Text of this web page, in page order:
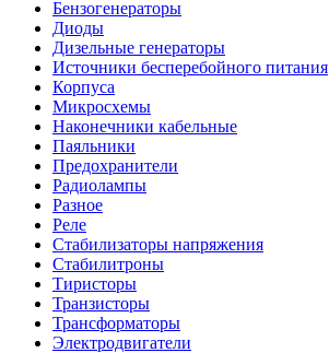
Бензогенераторы
Диоды
Дизельные генераторы
Источники бесперебойного питания
Корпуса
Микросхемы
Наконечники кабельные
Паяльники
Предохранители
Радиолампы
Разное
Реле
Стабилизаторы напряжения
Стабилитроны
Тиристоры
Транзисторы
Трансформаторы
Электродвигатели